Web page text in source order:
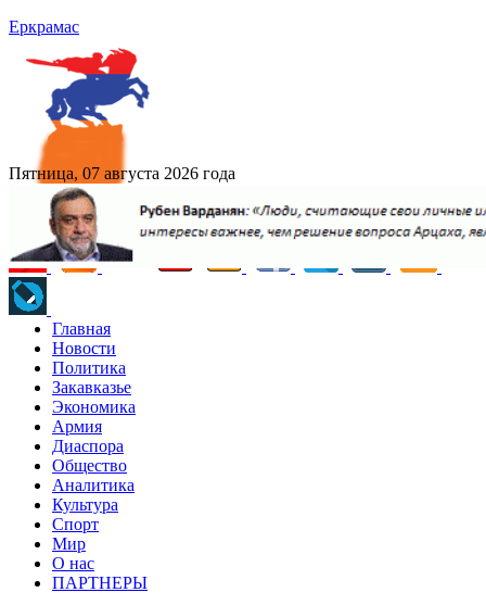
Еркрамас
Пятница, 07 августа 2026 года
Главная
Новости
Политика
Закавказье
Экономика
Армия
Диаспора
Общество
Аналитика
Культура
Спорт
Мир
О нас
ПАРТНЕРЫ